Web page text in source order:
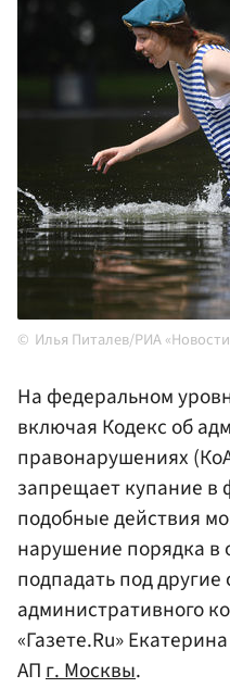
Илья Питалев/РИА
На федеральном
включая Кодекс об
правонарушениях
запрещает купание в
подобные действия
нарушение порядка в
подпадать под другие
административного
«Газете.Ru»
АПг. Москвы.